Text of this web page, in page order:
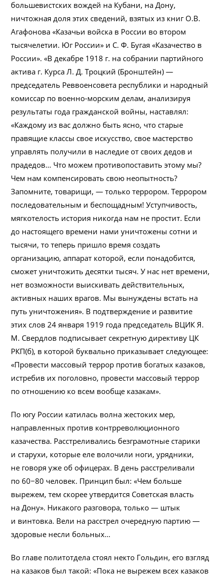
большевистских вождей на Кубани, на Дону,
ничтожная доля этих сведений, взятых из книг О.В.
Агафонова «Казачьи войска в России во втором
тысячелетии. Юг России» и С. Ф. Бугая «Казачество в
России». «В декабре 1918 г. на собрании партийного
актива г. Курса Л. Д. Троцкий (Бронштейн) —
председатель Реввоенсовета республики и народный
комиссар по военно-морским делам, анализируя
результаты года гражданской войны, наставлял:
«Каждому из вас должно быть ясно, что старые
правящие классы свое искусство, свое мастерство
управлять получили в наследие от своих дедов и
прадедов… Что можем противопоставить этому мы?
Чем нам компенсировать свою неопытность?
Запомните, товарищи, — только террором. Террором
последовательным и беспощадным! Уступчивость,
мягкотелость история никогда нам не простит. Если
до настоящего времени нами уничтожены сотни и
тысячи, то теперь пришло время создать
организацию, аппарат которой, если понадобится,
сможет уничтожить десятки тысяч. У нас нет времени,
нет возможности выискивать действительных,
активных наших врагов. Мы вынуждены встать на
путь уничтожения». В подтверждение и развитие
этих слов 24 января 1919 года председатель ВЦИК Я.
М. Свердлов подписывает секретную директиву ЦК
РКП(б), в которой буквально приказывает следующее:
«Провести массовый террор против богатых казаков,
истребив их поголовно, провести массовый террор
по отношению ко всем вообще казакам».
По югу России катилась волна жестоких мер,
направленных против контрреволюционного
казачества. Расстреливались безграмотные старики
и старухи, которые еле волочили ноги, урядники,
не говоря уже об офицерах. В день расстреливали
по 60−80 человек. Принцип был: «Чем больше
вырежем, тем скорее утвердится Советская власть
на Дону». Никакого разговора, только — штык
и винтовка. Вели на расстрел очередную партию —
здоровые несли больных…
Во главе политотдела стоял некто Гольдин, его взгляд
на казаков был такой: «Пока не вырежем всех казаков